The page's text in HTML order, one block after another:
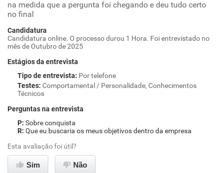
na medida que a pergunta foi chegando e deu tudo certo
no final
Candidatura
Candidatura online. O processo durou 1 Hora. Foi entrevistado no
mês de Outubro de 2025
Estágios da entrevista
Tipo de entrevista: Por telefone
Testes: Comportamental / Personalidade, Conhecimentos
Técnicos
Perguntas na entrevista
Sobre conquista
Que eu buscaria os meus objetivos dentro da empresa
Esta avaliação foi útil?
Sim Não